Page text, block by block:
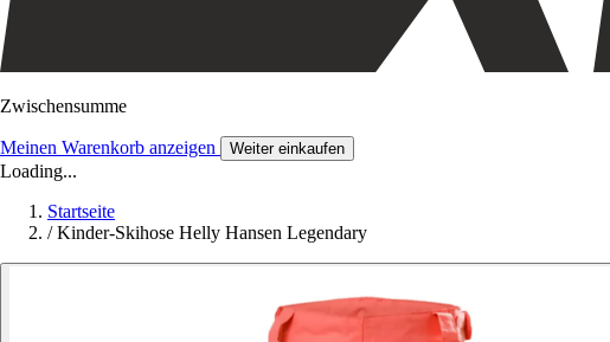
Zwischensumme
Meinen Warenkorb anzeigen Weiter einkaufen
Loading...
Startseite
/ Kinder-Skihose Helly Hansen Legendary